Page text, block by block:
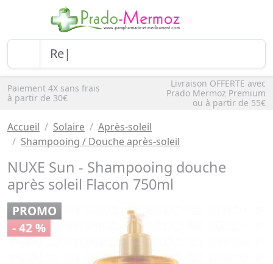
Paiement 4X sans frais
à partir de 30€
Livraison OFFERTE avec
Prado Mermoz Premium
ou à partir de 55€
Accueil Solaire
Après-soleil
Shampooing / Douche après-soleil
NUXE Sun - Shampooing douche
après soleil Flacon 750ml
PROMO
- 42 %